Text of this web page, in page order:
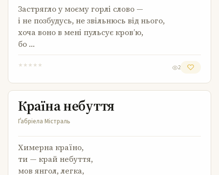
Застрягло у моєму горлі слово —
і не позбудусь, не звільнюсь від нього,
хоча воно в мені пульсує кров’ю,
бо …
★ ★ ★ ★ ★ 2
Країна небуття
Країна небуття
Ґабріела Містраль
Химерна країно,
ти — край небуття,
мов янгол, легка,